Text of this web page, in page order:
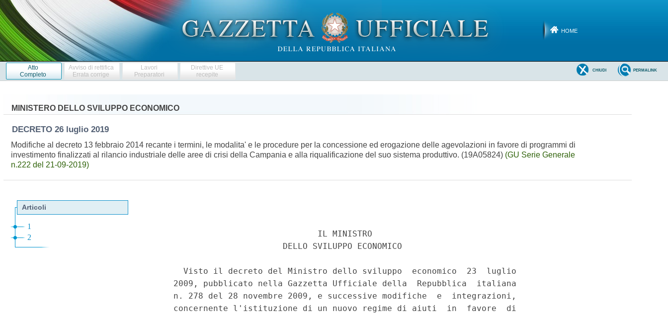
HOME
Atto
Completo
Avviso di rettifica
Errata corrige
Lavori
Preparatori
Direttive UE
recepite
PERMALINK
CHIUDI
MINISTERO DELLO SVILUPPO ECONOMICO
DECRETO 26 luglio 2019
Modifiche al decreto 13 febbraio 2014 recante i termini, le modalita' e le procedure per la concessione ed erogazione delle agevolazioni in favore di programmi di
investimento finalizzati al rilancio industriale delle aree di crisi della Campania e alla riqualificazione del suo sistema produttivo. (19A05824) (GU Serie Generale
n.222 del 21-09-2019)